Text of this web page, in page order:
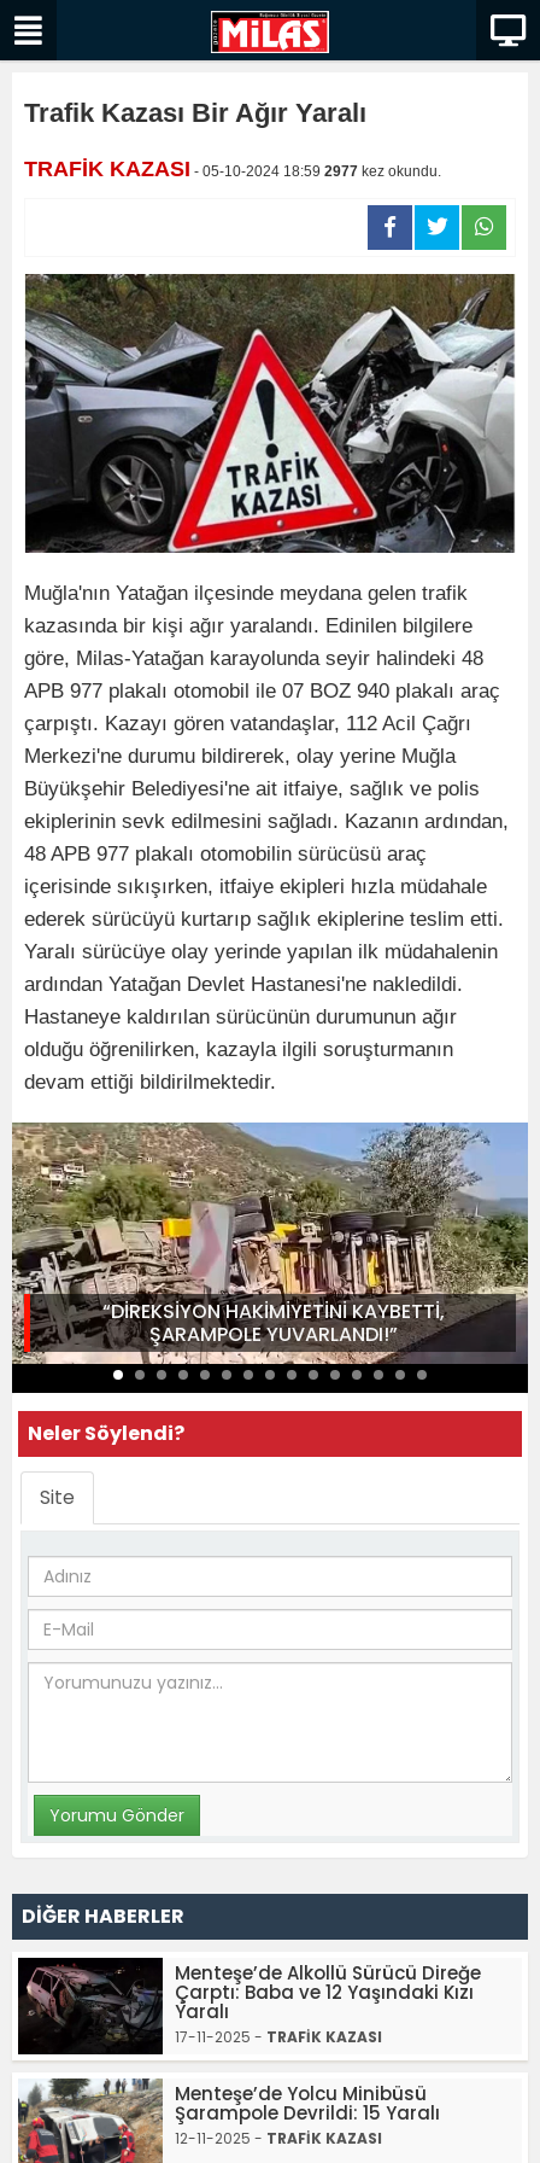
Trafik Kazası Bir Ağır Yaralı
TRAFİK KAZASI - 05-10-2024 18:59 2977 kez okundu.
Muğla'nın Yatağan ilçesinde meydana gelen trafik
kazasında bir kişi ağır yaralandı. Edinilen bilgilere
göre, Milas-Yatağan karayolunda seyir halindeki 48
APB 977 plakalı otomobil ile 07 BOZ 940 plakalı araç
çarpıştı. Kazayı gören vatandaşlar, 112 Acil Çağrı
Merkezi'ne durumu bildirerek, olay yerine Muğla
Büyükşehir Belediyesi'ne ait itfaiye, sağlık ve polis
ekiplerinin sevk edilmesini sağladı. Kazanın ardından,
48 APB 977 plakalı otomobilin sürücüsü araç
içerisinde sıkışırken, itfaiye ekipleri hızla müdahale
ederek sürücüyü kurtarıp sağlık ekiplerine teslim etti.
Yaralı sürücüye olay yerinde yapılan ilk müdahalenin
ardından Yatağan Devlet Hastanesi'ne nakledildi.
Hastaneye kaldırılan sürücünün durumunun ağır
olduğu öğrenilirken, kazayla ilgili soruşturmanın
devam ettiği bildirilmektedir.
“DİREKSİYON HAKİMİYETİNİ KAYBETTİ,
ŞARAMPOLE YUVARLANDI!”
Neler Söylendi?
Site
DİĞER HABERLER
Menteşe’de Alkollü Sürücü Direğe
Çarptı: Baba ve 12 Yaşındaki Kızı
Yaralı
17-11-2025 - TRAFİK KAZASI
Menteşe’de Yolcu Minibüsü
Şarampole Devrildi: 15 Yaralı
12-11-2025 - TRAFİK KAZASI